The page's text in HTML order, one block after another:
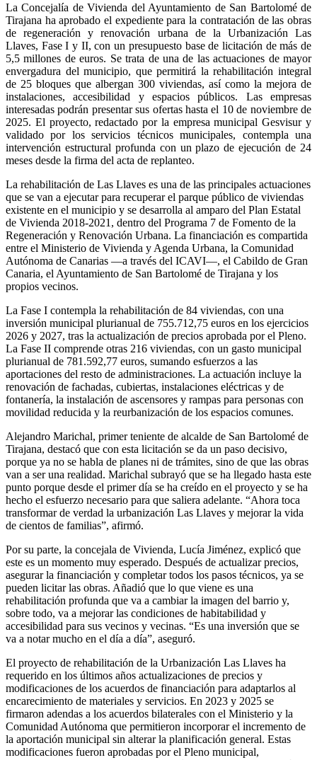
La Concejalía de Vivienda del Ayuntamiento de San Bartolomé de
Tirajana ha aprobado el expediente para la contratación de las obras
de regeneración y renovación urbana de la Urbanización Las
Llaves, Fase I y II, con un presupuesto base de licitación de más de
5,5 millones de euros. Se trata de una de las actuaciones de mayor
envergadura del municipio, que permitirá la rehabilitación integral
de 25 bloques que albergan 300 viviendas, así como la mejora de
instalaciones, accesibilidad y espacios públicos. Las empresas
interesadas podrán presentar sus ofertas hasta el 10 de noviembre de
2025. El proyecto, redactado por la empresa municipal Gesvisur y
validado por los servicios técnicos municipales, contempla una
intervención estructural profunda con un plazo de ejecución de 24
meses desde la firma del acta de replanteo.
La rehabilitación de Las Llaves es una de las principales actuaciones
que se van a ejecutar para recuperar el parque público de viviendas
existente en el municipio y se desarrolla al amparo del Plan Estatal
de Vivienda 2018-2021, dentro del Programa 7 de Fomento de la
Regeneración y Renovación Urbana. La financiación es compartida
entre el Ministerio de Vivienda y Agenda Urbana, la Comunidad
Autónoma de Canarias —a través del ICAVI—, el Cabildo de Gran
Canaria, el Ayuntamiento de San Bartolomé de Tirajana y los
propios vecinos.
La Fase I contempla la rehabilitación de 84 viviendas, con una
inversión municipal plurianual de 755.712,75 euros en los ejercicios
2026 y 2027, tras la actualización de precios aprobada por el Pleno.
La Fase II comprende otras 216 viviendas, con un gasto municipal
plurianual de 781.592,77 euros, sumando esfuerzos a las
aportaciones del resto de administraciones. La actuación incluye la
renovación de fachadas, cubiertas, instalaciones eléctricas y de
fontanería, la instalación de ascensores y rampas para personas con
movilidad reducida y la reurbanización de los espacios comunes.
Alejandro Marichal, primer teniente de alcalde de San Bartolomé de
Tirajana, destacó que con esta licitación se da un paso decisivo,
porque ya no se habla de planes ni de trámites, sino de que las obras
van a ser una realidad. Marichal subrayó que se ha llegado hasta este
punto porque desde el primer día se ha creído en el proyecto y se ha
hecho el esfuerzo necesario para que saliera adelante. “Ahora toca
transformar de verdad la urbanización Las Llaves y mejorar la vida
de cientos de familias”, afirmó.
Por su parte, la concejala de Vivienda, Lucía Jiménez, explicó que
este es un momento muy esperado. Después de actualizar precios,
asegurar la financiación y completar todos los pasos técnicos, ya se
pueden licitar las obras. Añadió que lo que viene es una
rehabilitación profunda que va a cambiar la imagen del barrio y,
sobre todo, va a mejorar las condiciones de habitabilidad y
accesibilidad para sus vecinos y vecinas. “Es una inversión que se
va a notar mucho en el día a día”, aseguró.
El proyecto de rehabilitación de la Urbanización Las Llaves ha
requerido en los últimos años actualizaciones de precios y
modificaciones de los acuerdos de financiación para adaptarlos al
encarecimiento de materiales y servicios. En 2023 y 2025 se
firmaron adendas a los acuerdos bilaterales con el Ministerio y la
Comunidad Autónoma que permitieron incorporar el incremento de
la aportación municipal sin alterar la planificación general. Estas
modificaciones fueron aprobadas por el Pleno municipal,